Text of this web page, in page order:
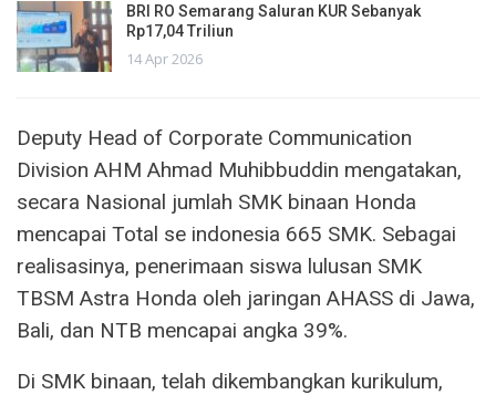
BRI RO Semarang Saluran KUR Sebanyak
Rp17,04 Triliun
14 Apr 2026
Deputy Head of Corporate Communication
Division AHM Ahmad Muhibbuddin mengatakan,
secara Nasional jumlah SMK binaan Honda
mencapai Total se indonesia 665 SMK. Sebagai
realisasinya, penerimaan siswa lulusan SMK
TBSM Astra Honda oleh jaringan AHASS di Jawa,
Bali, dan NTB mencapai angka 39%.
Di SMK binaan, telah dikembangkan kurikulum,